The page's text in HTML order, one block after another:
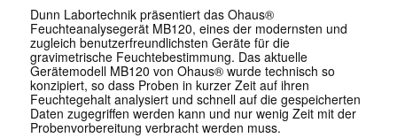
Dunn Labortechnik präsentiert das Ohaus®
Feuchteanalysegerät MB120, eines der modernsten und
zugleich benutzerfreundlichsten Geräte für die
gravimetrische Feuchtebestimmung. Das aktuelle
Gerätemodell MB120 von Ohaus® wurde technisch so
konzipiert, so dass Proben in kurzer Zeit auf ihren
Feuchtegehalt analysiert und schnell auf die gespeicherten
Daten zugegriffen werden kann und nur wenig Zeit mit der
Probenvorbereitung verbracht werden muss.